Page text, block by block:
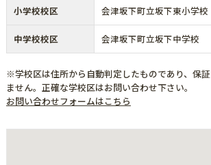
小学校校区 会津坂下町立坂下東小学校
中学校校区 会津坂下町立坂下中学校
※学校区は住所から自動判定したものであり、保
ません。正確な学校区はお問い合わせ下さい。
お問い合わせフォームはこちら